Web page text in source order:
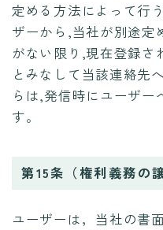
定める方法によって行
ザーから,当社が別途定
がない限り,現在登録さ
とみなして当該連絡先
らは,発信時にユーザー
す。
第15条（権利義務の
ユーザーは，当社の書